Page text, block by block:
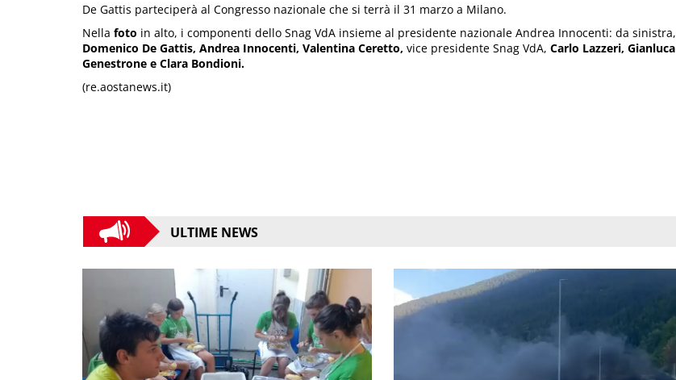
De Gattis parteciperà al Congresso nazionale che si terrà il 31 marzo a Milano.
Nella foto in alto, i componenti dello Snag VdA insieme al presidente nazionale Andrea Innocenti: da sinistra,
Domenico De Gattis, Andrea Innocenti, Valentina Ceretto, vice presidente Snag VdA, Carlo Lazzeri, Gianluca
Genestrone e Clara Bondioni.
(re.aostanews.it)
ULTIME NEWS